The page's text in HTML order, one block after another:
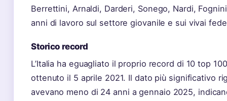
Berrettini, Arnaldi, Darderi, Sonego, Nardi,
anni di lavoro sul settore giovanile e sui vivai
Storico record
L’Italia ha eguagliato il proprio record di 10 top
ottenuto il 5 aprile 2021. Il dato più significativo
avevano meno di 24 anni a gennaio 2025,